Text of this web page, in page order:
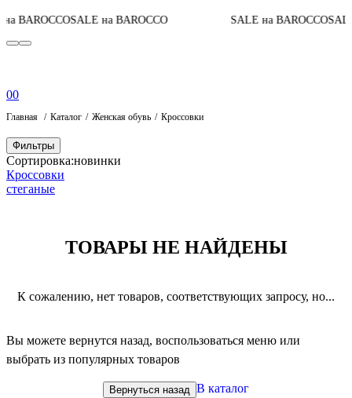
BAROCCOSALE на BAROCCO SALE на BAROCCOSALE
00
Главная Каталог Женская обувь Кроссовки
Фильтры
Сортировка:новинки
Кроссовки
стеганые
ТОВАРЫ НЕ НАЙДЕНЫ
К сожалению, нет товаров, соответствующих запросу, но...
Вы можете вернутся назад, воспользоваться меню или
выбрать из популярных товаров
Вернуться назад В каталог